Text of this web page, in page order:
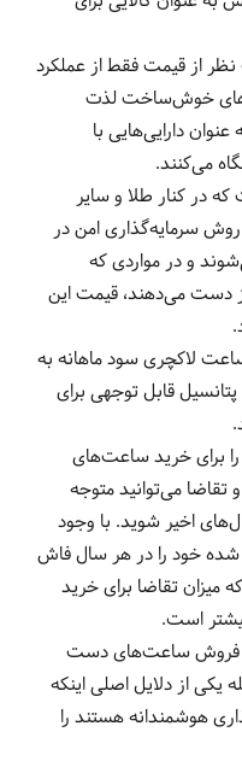
از قیمت فقط از عملکرد
خوش‌ساخت لذت
دارایی‌هایی با
می‌کنند.
در کنار طلا و سایر
سرمایه‌گذاری امن در
و در مواردی که
دست می‌دهند، قیمت این
لاکچری سود ماهانه به
پتانسیل قابل توجهی برای
برای خرید ساعت‌های
تقاضا می‌توانید متوجه
اخیر شوید. با وجود
شده خود را در هر سال فاش
میزان تقاضا برای خرید
است.
فروش ساعت‌های دست
یکی از دلایل اصلی اینکه
هوشمندانه هستند را